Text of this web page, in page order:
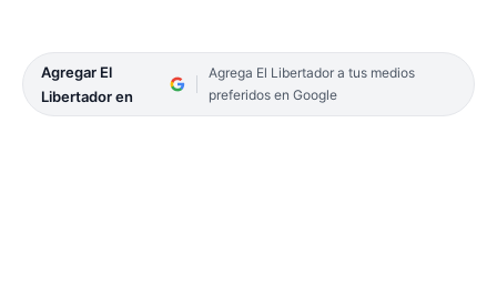
Agregar El
Libertador en
Agrega El Libertador a tus medios
preferidos en Google